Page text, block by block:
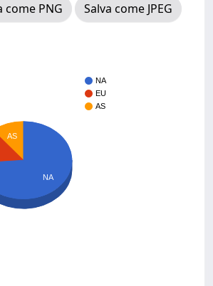
come PNG
Salva come JPEG
NA
EU
AS
AS
NA